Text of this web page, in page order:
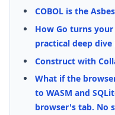
COBOL is the
How Go turns
practical deep
Construct with
What if the
to WASM and
browser's tab. No